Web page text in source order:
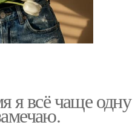
я всё чаще одну